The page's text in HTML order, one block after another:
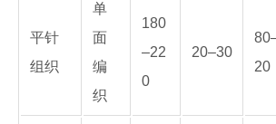
平针
组织
单
面
编
织
180
–22
0
20–30
20